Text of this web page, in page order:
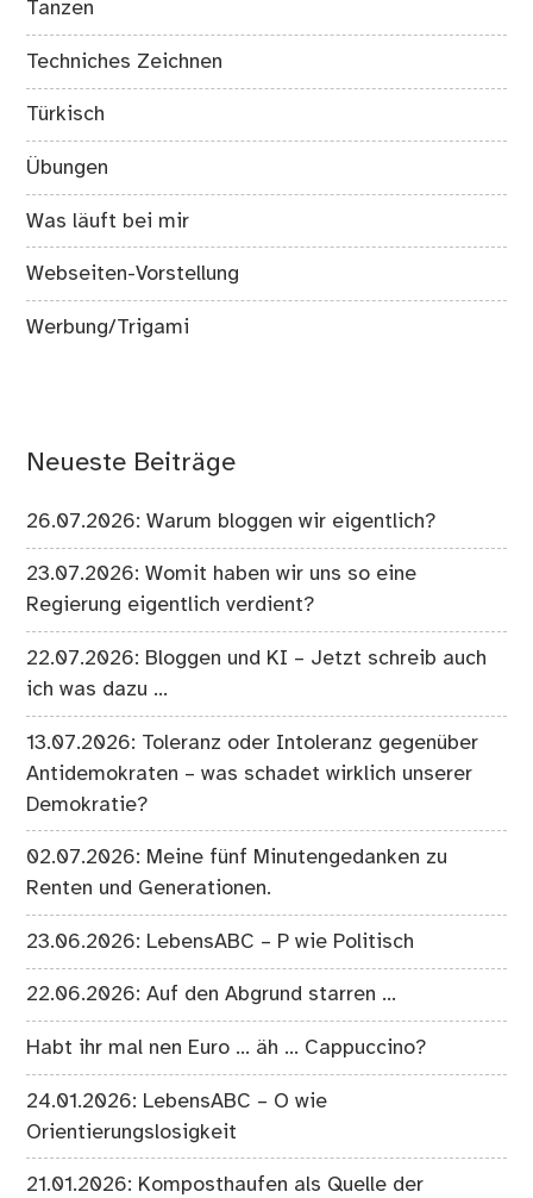
Tanzen
Techniches Zeichnen
Türkisch
Übungen
Was läuft bei mir
Webseiten-Vorstellung
Werbung/Trigami
Neueste Beiträge
26.07.2026: Warum bloggen wir eigentlich?
23.07.2026: Womit haben wir uns so eine
Regierung eigentlich verdient?
22.07.2026: Bloggen und KI – Jetzt schreib auch
ich was dazu …
13.07.2026: Toleranz oder Intoleranz gegenüber
Antidemokraten – was schadet wirklich unserer
Demokratie?
02.07.2026: Meine fünf Minutengedanken zu
Renten und Generationen.
23.06.2026: LebensABC – P wie Politisch
22.06.2026: Auf den Abgrund starren …
Habt ihr mal nen Euro … äh … Cappuccino?
24.01.2026: LebensABC – O wie
Orientierungslosigkeit
21.01.2026: Komposthaufen als Quelle der